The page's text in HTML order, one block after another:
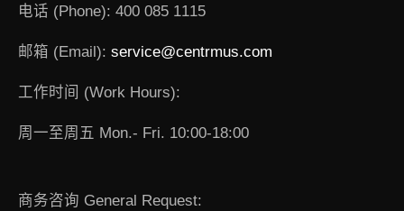
电话 (Phone): 400 085 1115
邮箱 (Email): service@centrmus.com
工作时间 (Work Hours):
周一至周五 Mon.- Fri. 10:00-18:00
商务咨询 General Request: